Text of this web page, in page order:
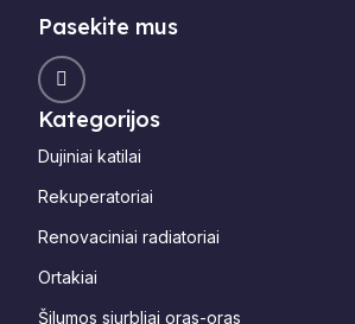
Pasekite mus
Kategorijos
Dujiniai katilai
Rekuperatoriai
Renovaciniai radiatoriai
Ortakiai
Šilumos siurbliai oras-oras